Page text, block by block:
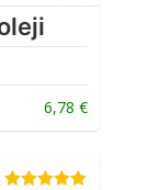
6,78 €